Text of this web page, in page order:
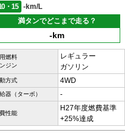
・15
-km/L
満タンでどこまで走る？
-km
燃料
ジン
レギュラー
ガソリン
方式 4WD
器（ターボ） -
性能
H27年度燃費基準
+25%達成